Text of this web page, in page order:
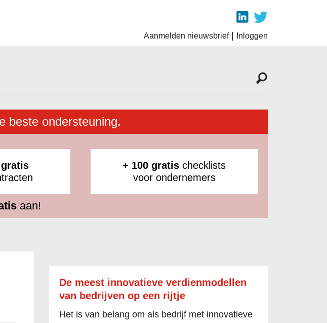
Aanmelden nieuwsbrief| Inloggen
beste ondersteuning.
+ 100 gratis checklists
voor ondernemers
aan!
De meest innovatieve verdienmodellen
van bedrijven op een rijtje
Het is van belang om als bedrijf met innovatieve